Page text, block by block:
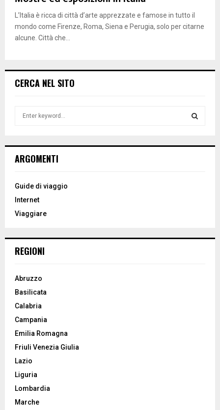
L’Italia è ricca di città d’arte apprezzate e famose in tutto il
mondo come Firenze, Roma, Siena e Perugia, solo per citarne
alcune. Città che...
CERCA NEL SITO
h
o
:
ARGOMENTI
Guide di viaggio
Internet
Viaggiare
REGIONI
Abruzzo
Basilicata
Calabria
Campania
Emilia Romagna
Friuli Venezia Giulia
Lazio
Liguria
Lombardia
Marche